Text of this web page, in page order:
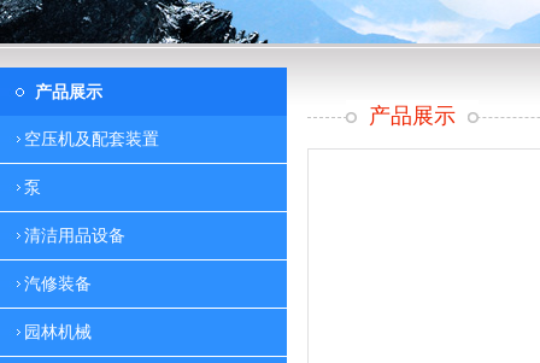
产品展示
空压机及配套装置
泵
清洁用品设备
汽修装备
园林机械
产品展示